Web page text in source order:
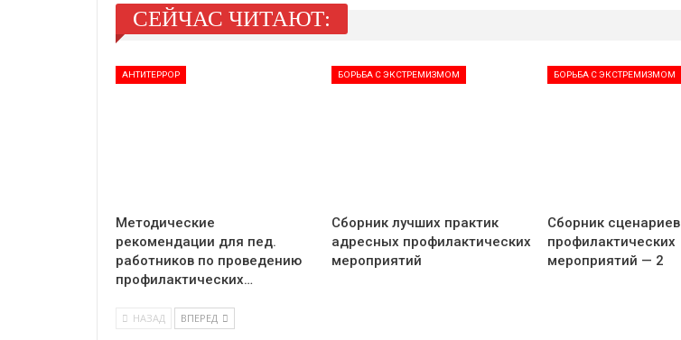
СЕЙЧАС ЧИТАЮТ:
АНТИТЕРРОР
Методические
рекомендации для пед.
работников по проведению
профилактических…
БОРЬБА С ЭКСТРЕМИЗМОМ
Сборник лучших практик
адресных профилактических
мероприятий
БОРЬБА С ЭКСТРЕМИЗМОМ
Сборник сценариев
профилактических
мероприятий — 2
НАЗАД ВПЕРЕД